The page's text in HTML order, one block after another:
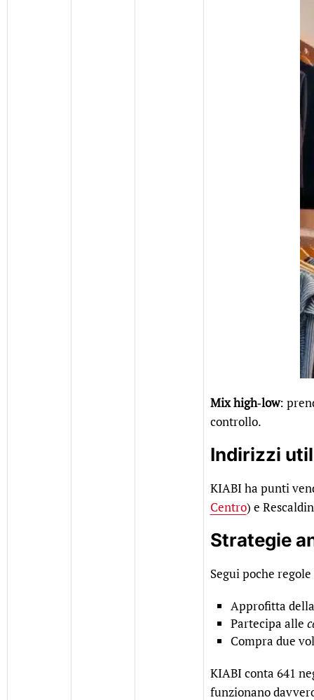
Mix high‑low:
controllo.
Indirizzi
KIABI ha punti
Centro) e
Strategie
Segui poche
Approfitta
Partecipa alle
Compra due
KIABI conta 641
funzionano